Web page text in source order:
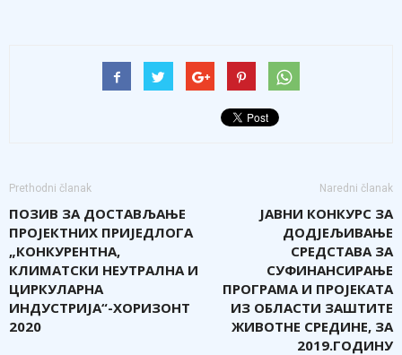
Prethodni članak
ПОЗИВ ЗА ДОСТАВЉАЊЕ
ПРОЈЕКТНИХ ПРИЈЕДЛОГА
„КОНКУРЕНТНА,
КЛИМАТСКИ НЕУТРАЛНА И
ЦИРКУЛАРНА
ИНДУСТРИЈА“-ХОРИЗОНТ
2020
Naredni članak
ЈАВНИ КОНКУРС ЗА
ДОДЈЕЉИВАЊЕ
СРЕДСТАВА ЗА
СУФИНАНСИРАЊЕ
ПРОГРАМА И ПРОЈЕКАТА
ИЗ ОБЛАСТИ ЗАШТИТЕ
ЖИВОТНЕ СРЕДИНЕ, ЗА
2019.ГОДИНУ